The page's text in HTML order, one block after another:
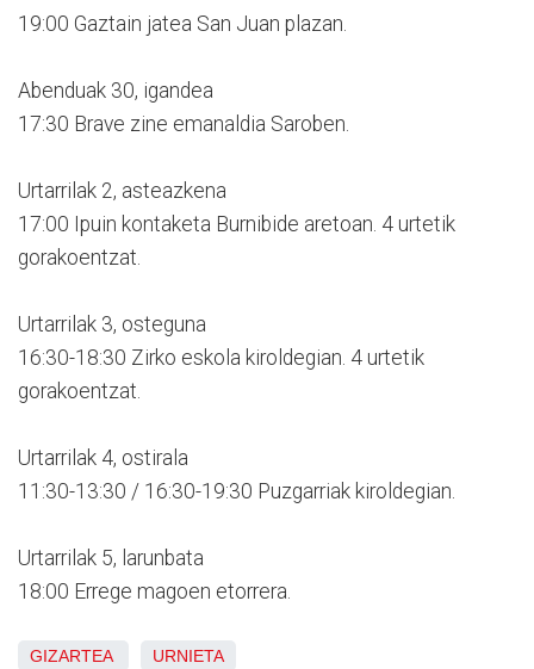
19:00 Gaztain jatea San Juan plazan.
Abenduak 30, igandea
17:30 Brave zine emanaldia Saroben.
Urtarrilak 2, asteazkena
17:00 Ipuin kontaketa Burnibide aretoan. 4 urtetik
gorakoentzat.
Urtarrilak 3, osteguna
16:30-18:30 Zirko eskola kiroldegian. 4 urtetik
gorakoentzat.
Urtarrilak 4, ostirala
11:30-13:30 / 16:30-19:30 Puzgarriak kiroldegian.
Urtarrilak 5, larunbata
18:00 Errege magoen etorrera.
GIZARTEA URNIETA